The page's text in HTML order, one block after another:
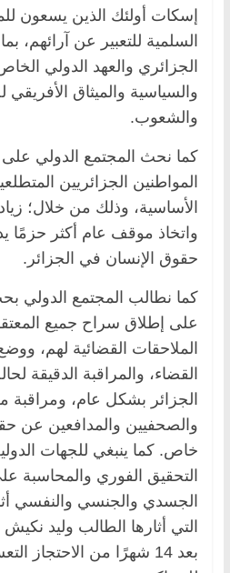
إسكات أولئك الذين يسعون
السلمية للتعبير عن آرائهم،
الجزائري والعهد الدولي
والسياسية والميثاق الأفريقي
والشعوب.
كما نحث المجتمع الدولي
المواطنين الجزائريين
الأساسية، وذلك من خلال؛
واتخاذ موقف عام أكثر حزمًا
حقوق الإنسان في الجزائر.
كما نطالب المجتمع الدولي
على إطلاق سراح جميع
الملاحقات القضائية لهم،
القضاء، والمراقبة الدقيقة
الجزائر بشكل عام، ومراقبة
والصحفيين والمدافعين عن
خاص. كما ينبغي للجهات
التحقيق الفوري والمحاسبة
الجسدي والجنسي والنفسي
بعد 14 شهرًا من الاحتجاز